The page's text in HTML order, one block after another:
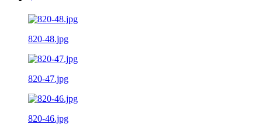
820-48.jpg
820-47.jpg
820-46.jpg